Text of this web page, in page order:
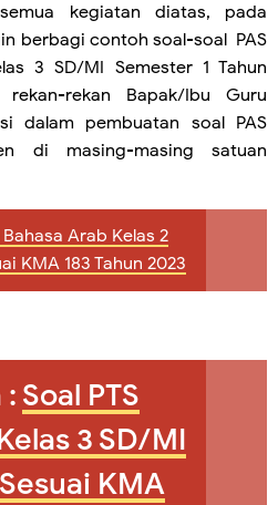
kegiatan diatas, pada
berbagi contoh soal-soal PAS
3 SD/MI Semester 1 Tahun
rekan Bapak/Ibu Guru
dalam pembuatan soal PAS
di masing-masing satuan
Bahasa Arab Kelas 2
KMA 183 Tahun 2023
: Soal PTS
3 SD/MI
KMA